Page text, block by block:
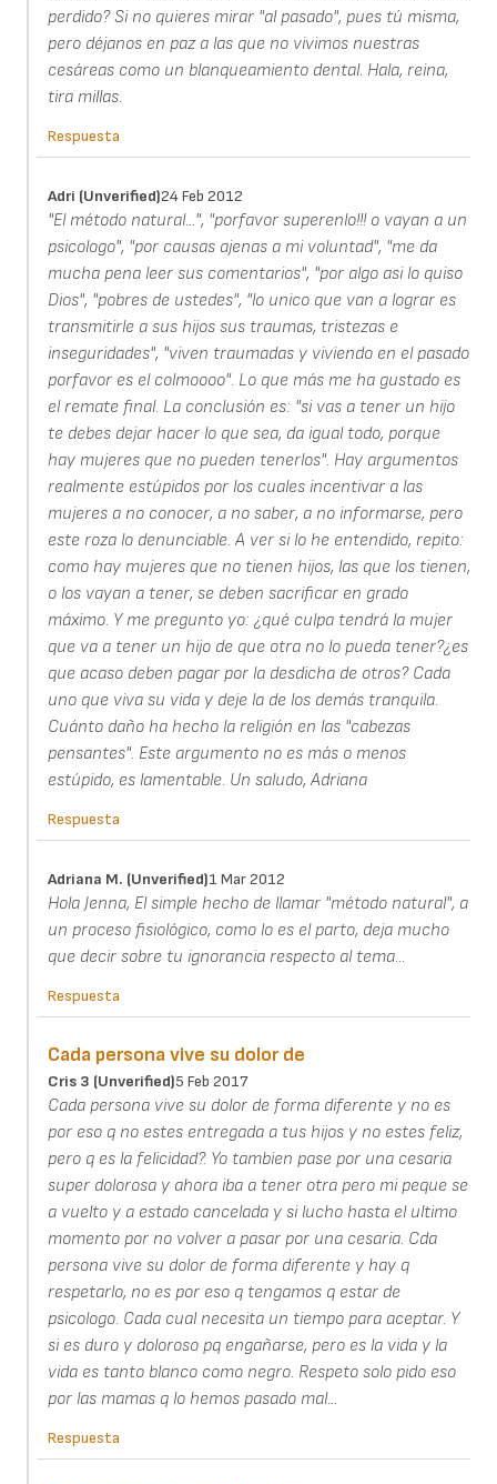
perdido? Si no quieres mirar "al pasado", pues tú misma,
pero déjanos en paz a las que no vivimos nuestras
cesáreas como un blanqueamiento dental. Hala, reina,
tira millas.
Respuesta
Adri (unverified)24 Feb 2012
"El método natural...", "porfavor superenlo!!! o vayan a un
psicologo", "por causas ajenas a mi voluntad", "me da
mucha pena leer sus comentarios", "por algo asi lo quiso
Dios", "pobres de ustedes", "lo unico que van a lograr es
transmitirle a sus hijos sus traumas, tristezas e
inseguridades", "viven traumadas y viviendo en el pasado
porfavor es el colmoooo". Lo que más me ha gustado es
el remate final. La conclusión es: "si vas a tener un hijo
te debes dejar hacer lo que sea, da igual todo, porque
hay mujeres que no pueden tenerlos". Hay argumentos
realmente estúpidos por los cuales incentivar a las
mujeres a no conocer, a no saber, a no informarse, pero
este roza lo denunciable. A ver si lo he entendido, repito:
como hay mujeres que no tienen hijos, las que los tienen,
o los vayan a tener, se deben sacrificar en grado
máximo. Y me pregunto yo: ¿qué culpa tendrá la mujer
que va a tener un hijo de que otra no lo pueda tener?¿es
que acaso deben pagar por la desdicha de otros? Cada
uno que viva su vida y deje la de los demás tranquila.
Cuánto daño ha hecho la religión en las "cabezas
pensantes". Este argumento no es más o menos
estúpido, es lamentable. Un saludo, Adriana
Respuesta
Adriana M. (unverified)1 Mar 2012
Hola Jenna, El simple hecho de llamar "método natural", a
un proceso fisiológico, como lo es el parto, deja mucho
que decir sobre tu ignorancia respecto al tema...
Respuesta
Cada persona vive su dolor de
Cris 3 (unverified)5 Feb 2017
Cada persona vive su dolor de forma diferente y no es
por eso q no estes entregada a tus hijos y no estes feliz,
pero q es la felicidad?. Yo tambien pase por una cesaria
super dolorosa y ahora iba a tener otra pero mi peque se
a vuelto y a estado cancelada y si lucho hasta el ultimo
momento por no volver a pasar por una cesaria. Cda
persona vive su dolor de forma diferente y hay q
respetarlo, no es por eso q tengamos q estar de
psicologo. Cada cual necesita un tiempo para aceptar. Y
si es duro y doloroso pq engañarse, pero es la vida y la
vida es tanto blanco como negro. Respeto solo pido eso
por las mamas q lo hemos pasado mal...
Respuesta